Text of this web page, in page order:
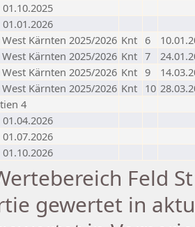
Kärnten 2025/2026 Knt 6
Kärnten 2025/2026 Knt 7
Kärnten 2025/2026 Knt 9
Kärnten 2025/2026 Knt 10
4
Feld
gewertet in